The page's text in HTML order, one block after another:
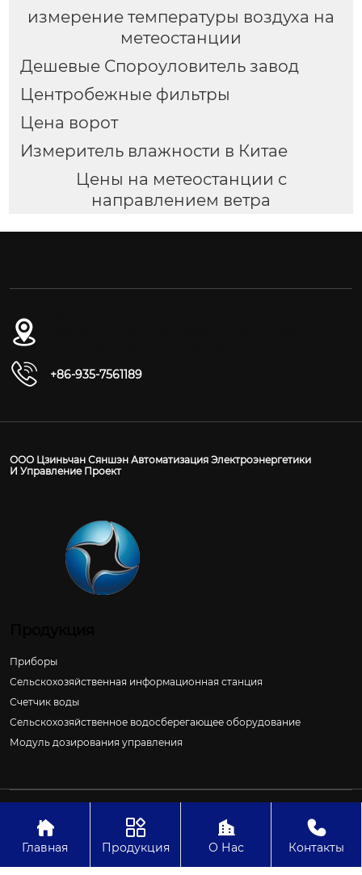
измерение температуры воздуха на
метеостанции
Дешевые Спороуловитель завод
Центробежные фильтры
Цена ворот
Измеритель влажности в Китае
Цены на метеостанции с
направлением ветра
+86-935-7561189
ООО Цзиньчан Сяншэн Автоматизация Электроэнергетики
И Управление Проект
Приборы
Сельскохозяйственная информационная станция
Счетчик воды
Сельскохозяйственное водосберегающее оборудование
Модуль дозирования управления
Электроэнергетики И Управление Проект

Главная

Продукция

О Нас

Контакты